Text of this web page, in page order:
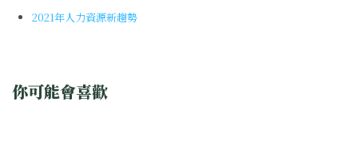
2021年人力資源新趨勢
你可能會喜歡